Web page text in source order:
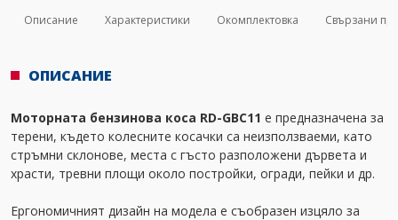
Описание Характеристики Окомплектовка Свързани
ОПИСАНИЕ
Моторната бензинова коса RD-GBC11 е предназначена за
терени, където колесните косачки са неизползваеми, като
стръмни склонове, места с гъсто разположени дървета и
храсти, тревни площи около постройки, огради, пейки и др.
Ергономичният дизайн на модела е съобразен изцяло за